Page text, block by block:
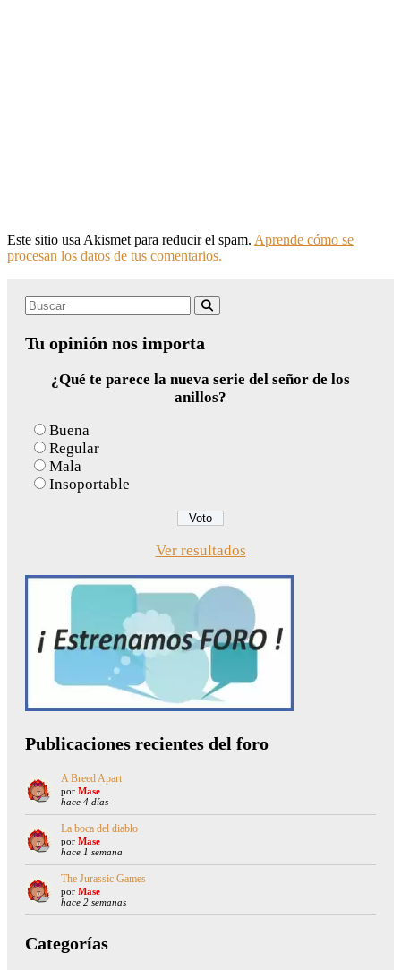
Este sitio usa Akismet para reducir el spam. Aprende cómo se
procesan los datos de tus comentarios.
Search
Tu opinión nos importa
¿Qué te parece la nueva serie del señor de los
anillos?
Buena
Regular
Mala
Insoportable
Ver resultados
Publicaciones recientes del foro
A Breed Apart
por Mase
hace 4 días
La boca del diablo
por Mase
hace 1 semana
The Jurassic Games
por Mase
hace 2 semanas
Categorías